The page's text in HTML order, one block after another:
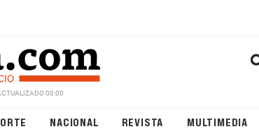
00:00
NACIONAL REVISTA MULTIMEDIA